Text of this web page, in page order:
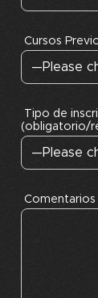
Cursos
Tipo de
(obligatorio/